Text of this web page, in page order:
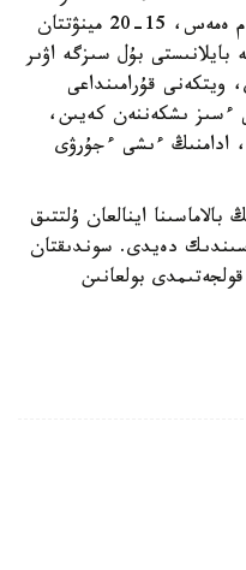
وزگەرىسكە ۇشىرايدى. بۇل سىزگە ەم ەمەس، 15-20 مينۋتتان
بۇل سىزگە اۋىر
ويتكەنى قۇرامىنداعى
ءسىز ىشكەننەن كەيىن،
ادامنىڭ ءىشى ءجۇرۋى
اينالعان ۇلتتىق
دەيدى. سوندىقتان
بولعانىن